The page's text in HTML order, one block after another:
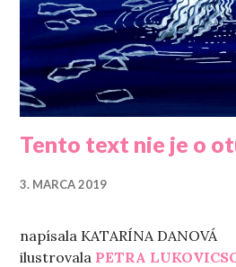
Tento text nie je o
3. MARCA 2019
napísala KATARÍNA DANOVÁ
ilustrovala PETRA